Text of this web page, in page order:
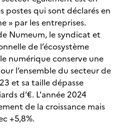
postes qui sont déclarés en
» par les entreprises.
Numeum, le syndicat et
de l’écosystème
numérique conserve une
l’ensemble du secteur de
et sa taille dépasse
d’€. L'année 2024
de la croissance mais
+5,8%.